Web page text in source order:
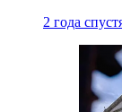
2 года